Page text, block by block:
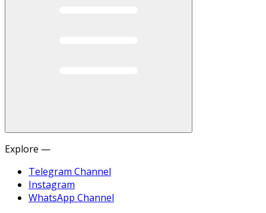
Explore —
Telegram Channel
Instagram
WhatsApp Channel